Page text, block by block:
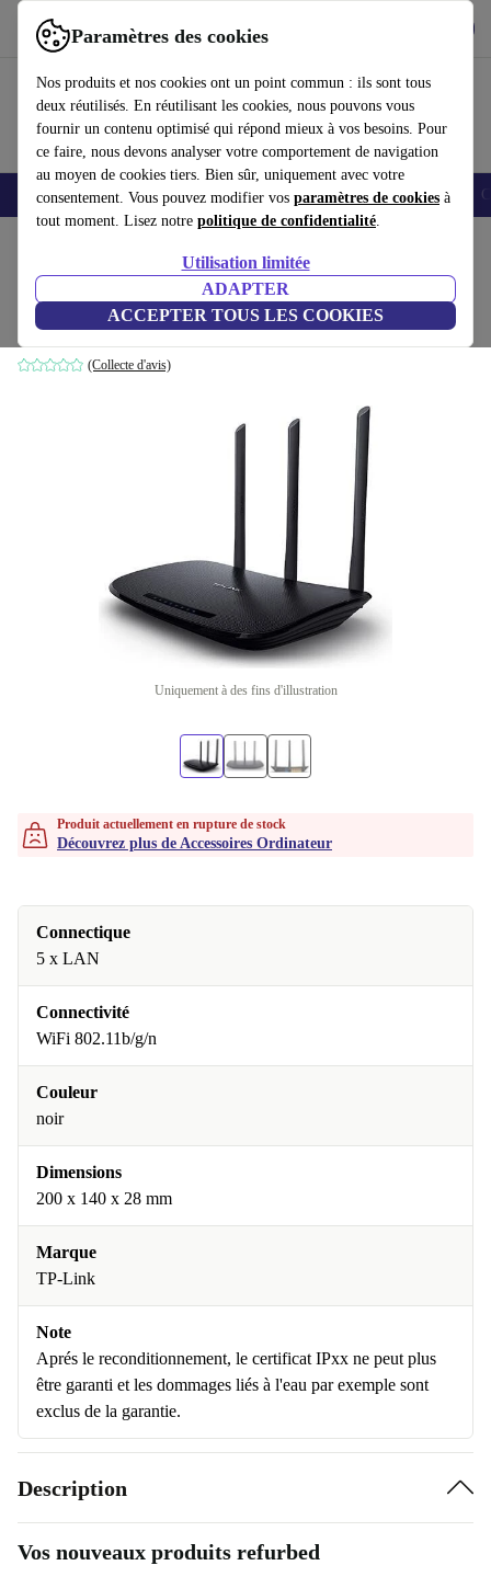
Paramètres des cookies
Nos produits et nos cookies ont un point commun : ils sont tous
deux réutilisés. En réutilisant les cookies, nous pouvons vous
fournir un contenu optimisé qui répond mieux à vos besoins. Pour
ce faire, nous devons analyser votre comportement de navigation
au moyen de cookies tiers. Bien sûr, uniquement avec votre
consentement. Vous pouvez modifier vos paramètres de cookies à
tout moment. Lisez notre politique de confidentialité.
Utilisation limitée
ADAPTER
ACCEPTER TOUS LES COOKIES
Utilisez refurbed rapidement et facilement
Smartphones Laptops Tablettes Montres connectées Accessoires
TP-Link TL-WR940N
Noir
(Collecte d'avis)
Uniquement à des fins d'illustration
Produit actuellement en rupture de stock
Découvrez plus de Accessoires Ordinateur
Connectique
5 x LAN
Connectivité
WiFi 802.11b/g/n
Couleur
noir
Dimensions
200 x 140 x 28 mm
Marque
TP-Link
Note
Aprés le reconditionnement, le certificat IPxx ne peut plus
être garanti et les dommages liés à l'eau par exemple sont
exclus de la garantie.
Description
Vos nouveaux produits refurbed